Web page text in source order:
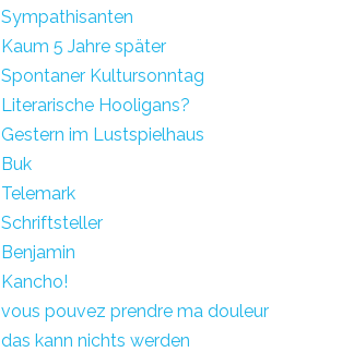
Sympathisanten
Kaum 5 Jahre später
Spontaner Kultursonntag
Literarische Hooligans?
Gestern im Lustspielhaus
Buk
Telemark
Schriftsteller
Benjamin
Kancho!
vous pouvez prendre ma douleur
das kann nichts werden